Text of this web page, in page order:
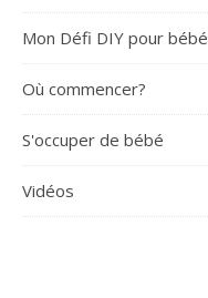
Mon Défi DIY pour bébé
Où commencer?
S'occuper de bébé
Vidéos